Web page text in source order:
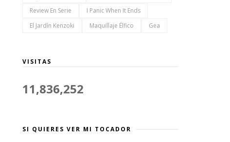
Review En Serie
I Panic When It Ends
El Jardín Kenzoki
Maquillaje Élfico Gea
VISITAS
11,836,252
SI QUIERES VER MI TOCADOR